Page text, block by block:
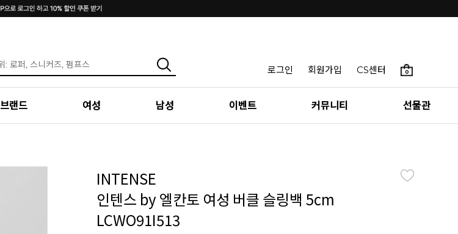
로그인 회원가입 CS센터 0
브랜드 여성 남성 이벤트 커뮤니티 선물관
INTENSE
인텐스 by 엘칸토 여성 버클 슬링백 5cm
LCWO91I513